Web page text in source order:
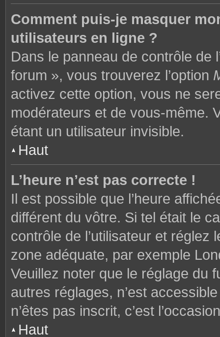
Comment puis-je masquer
utilisateurs en ligne ?
Dans le panneau de contrôle de
forum », vous trouverez l’option
activez cette option, vous ne
modérateurs et de vous-même.
étant un utilisateur invisible.
Haut
L’heure n’est pas correcte !
Il est possible que l’heure
différent du vôtre. Si tel était le
contrôle de l’utilisateur et
zone adéquate, par exemple
Veuillez noter que le réglage du
autres réglages, n’est
n’êtes pas inscrit, c’est
Haut